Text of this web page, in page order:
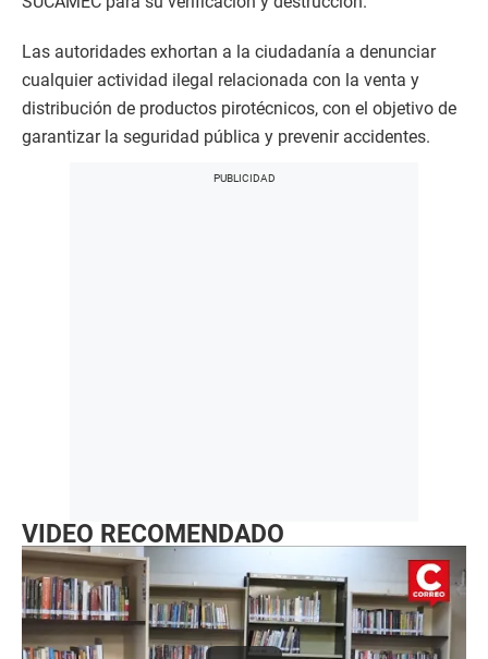
Las autoridades exhortan a la ciudadanía a denunciar
cualquier actividad ilegal relacionada con la venta y
distribución de productos pirotécnicos, con el objetivo de
garantizar la seguridad pública y prevenir accidentes.
VIDEO RECOMENDADO